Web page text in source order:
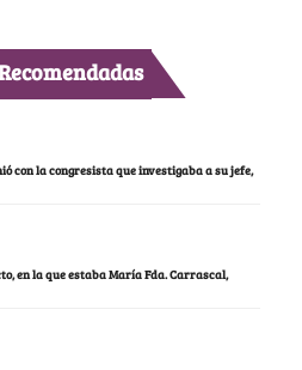
con la congresista que investigaba a su jefe,
en la que estaba María Fda. Carrascal,